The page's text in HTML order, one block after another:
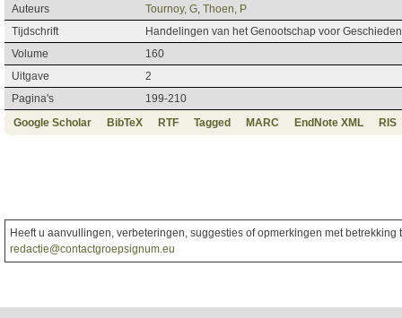
Auteurs
Tournoy, G Thoen, P
Tijdschrift
Handelingen van het Genootschap voor
Volume
160
Uitgave
2
Pagina's
199-210
Google Scholar
BibTeX RTF Tagged MARC EndNote XML RIS
Heeft u aanvullingen, verbeteringen, suggesties of opmerkingen met
redactie@contactgroepsignum.eu